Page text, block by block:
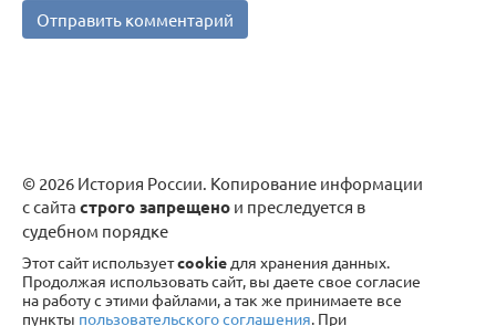
© 2026 История России. Копирование информации
с сайта строго запрещено и преследуется в
судебном порядке
Этот сайт используетcookie для хранения данных.
Продолжая использовать сайт, вы даете свое согласие
на работу с этими файлами, а так же принимаете все
пункты пользовательского соглашения. При